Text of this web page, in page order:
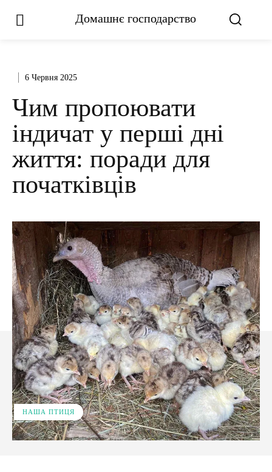
Домашнє господарство
6 Червня 2025
Чим пропоювати
індичат у перші дні
життя: поради для
початківців
НАША ПТИЦЯ